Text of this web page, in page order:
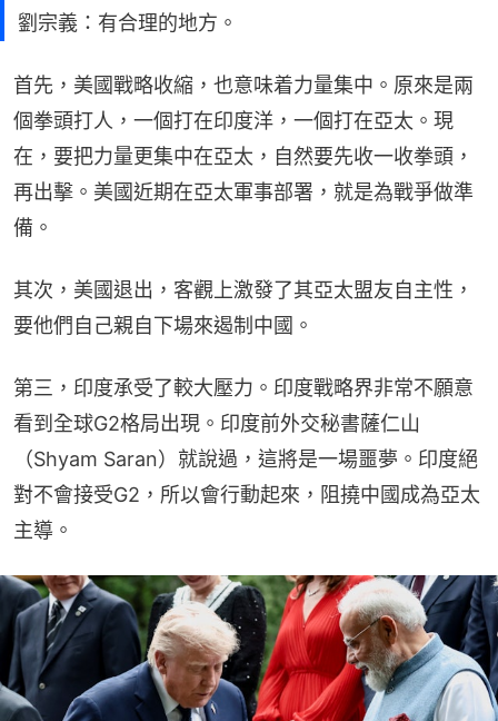
劉宗義：有合理的地方。
首先，美國戰略收縮，也意味着力量集中。原來是兩
個拳頭打人，一個打在印度洋，一個打在亞太。現
在，要把力量更集中在亞太，自然要先收一收拳頭，
再出擊。美國近期在亞太軍事部署，就是為戰爭做準
備。
其次，美國退出，客觀上激發了其亞太盟友自主性，
要他們自己親自下場來遏制中國。
第三，印度承受了較大壓力。印度戰略界非常不願意
看到全球G2格局出現。印度前外交秘書薩仁山
（Shyam Saran）就說過，這將是一場噩夢。印度絕
對不會接受G2，所以會行動起來，阻撓中國成為亞太
主導。